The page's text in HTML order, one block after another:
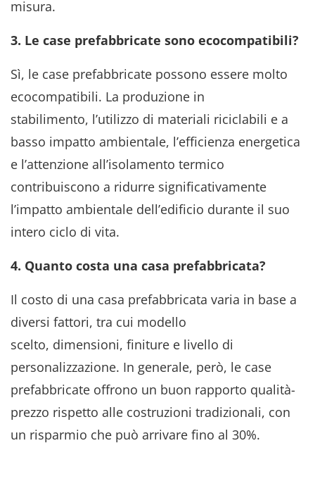
misura.
3. Le case prefabbricate sono ecocompatibili?
Sì, le case prefabbricate possono essere molto
ecocompatibili. La produzione in
stabilimento, l’utilizzo di materiali riciclabili e a
basso impatto ambientale, l’efficienza energetica
e l’attenzione all’isolamento termico
contribuiscono a ridurre significativamente
l’impatto ambientale dell’edificio durante il suo
intero ciclo di vita.
4. Quanto costa una casa prefabbricata?
Il costo di una casa prefabbricata varia in base a
diversi fattori, tra cui modello
scelto, dimensioni, finiture e livello di
personalizzazione. In generale, però, le case
prefabbricate offrono un buon rapporto qualità-
prezzo rispetto alle costruzioni tradizionali, con
un risparmio che può arrivare fino al 30%.